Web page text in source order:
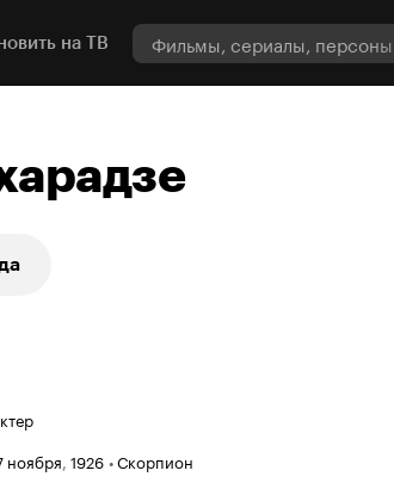
на ТВ
ноября, 1926 •Скорпион